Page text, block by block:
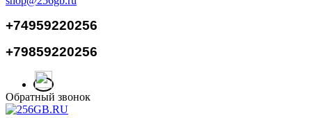
+74959220256
+79859220256
Обратный звонок